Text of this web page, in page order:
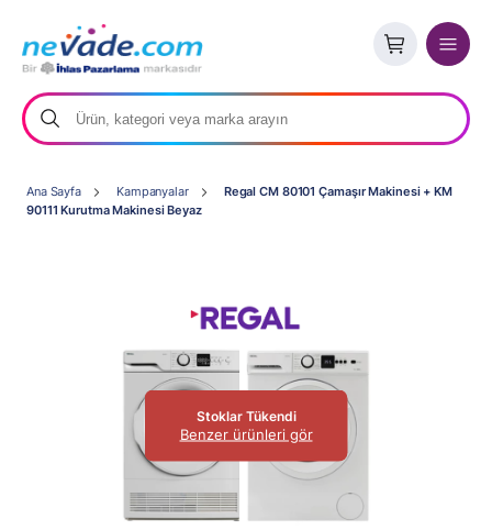
Ana Sayfa Kampanyalar
Regal CM 80101 Çamaşır Makinesi + KM
90111 Kurutma Makinesi Beyaz
Stoklar Tükendi
Benzer ürünleri gör